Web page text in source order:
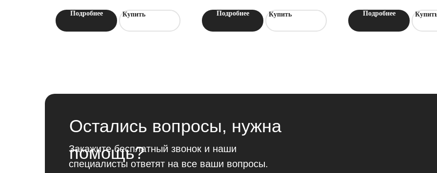
Подробнее Купить Подробнее Купить Подробнее
Остались вопросы, нужна
помощь?
Закажите бесплатный звонок и наши
специалисты ответят на все ваши вопросы.